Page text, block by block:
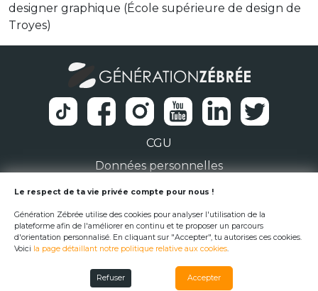
designer graphique (École supérieure de design de
Troyes)
CGU
Données personnelles
1 Rue de la Noë 44300 Nantes
team@generationzebree.fr
© Génération Zébrée 2026
Le respect de ta vie privée compte pour nous !
Génération Zébrée utilise des cookies pour analyser l'utilisation de la
plateforme afin de l'améliorer en continu et te proposer un parcours
d'orientation personnalisé. En cliquant sur "Accepter", tu autorises ces cookies.
Voici la page détaillant notre politique relative aux cookies.
Refuser Accepter